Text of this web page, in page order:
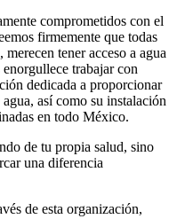
comprometidos con el
firmemente que todas
tener acceso a agua
trabajar con
dedicada a proporcionar
así como su instalación
en todo México.
de tu propia salud, sino
una diferencia
de esta organización,